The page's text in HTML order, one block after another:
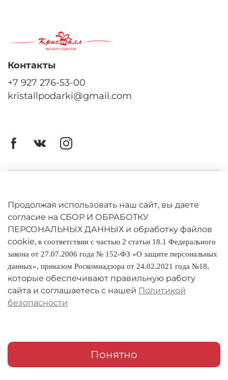
Оферта
Политика конфиденциальности
Оплата и доставка
Условия обмена и возврата
Реквизиты
Контакты
+7 927 276-53-00
kristallpodarki@gmail.com
Продолжая использовать наш сайт, вы даете
согласие на СБОР И ОБРАБОТКУ
ПЕРСОНАЛЬНЫХ ДАННЫХ и обработку файлов
cookie, в соответствии с частью 2 статьи 18.1 Федерального
закона от 27.07.2006 года № 152-ФЗ «О защите персональных
данных», приказом Роскомнадзора от 24.02.2021 года №18,
которые обеспечивают правильную работу
сайта и соглашаетесь с нашей Политикой
безопасности
Понятно